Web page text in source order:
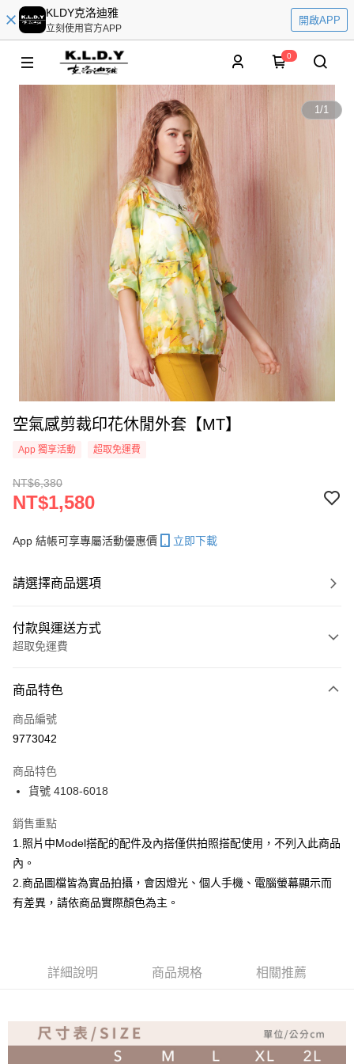
KLDY克洛迪雅
立刻使用官方APP
開啟APP
0
1/1
空氣感剪裁印花休閒外套【MT】
App 獨享活動 超取免運費
NT$6,380
NT$1,580
App 結帳可享專屬活動優惠價 立即下載
請選擇商品選項
付款與運送方式
超取免運費
信用卡一次付款
超商取貨付款
ATM付款
運送方式
全家取貨付款
付款後全家取貨
免運費
商品特色
商品編號
9773042
商品特色
貨號 4108-6018
銷售重點
1.照片中Model搭配的配件及內搭僅供拍照搭配使用，不列入此商品
內。
2.商品圖檔皆為實品拍攝，會因燈光、個人手機、電腦螢幕顯示而
有差異，請依商品實際顏色為主。
詳細說明 商品規格 相關推薦